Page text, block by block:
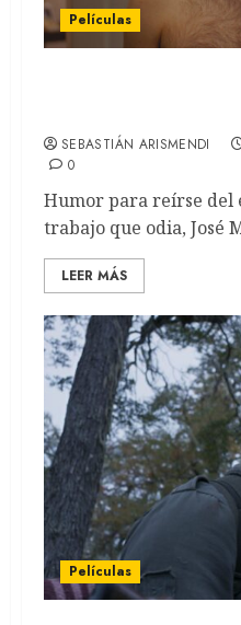
Películas
SEBASTIÁN ARISMENDI
0
Humor para reírse del
trabajo que odia, José
LEER MÁS
Películas